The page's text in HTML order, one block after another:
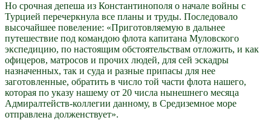
Но срочная депеша из Константинополя о начале войны с
Турцией перечеркнула все планы и труды. Последовало
высочайшее повеление: «Приготовляемую в дальнее
путешествие под командою флота капитана Муловского
экспедицию, по настоящим обстоятельствам отложить, и как
офицеров, матросов и прочих людей, для сей эскадры
назначенных, так и суда и разные припасы для нее
заготовленные, обратить в число той части флота нашего,
которая по указу нашему от 20 числа нынешнего месяца
Адмиралтейств-коллегии данному, в Средиземное море
отправлена долженствует».